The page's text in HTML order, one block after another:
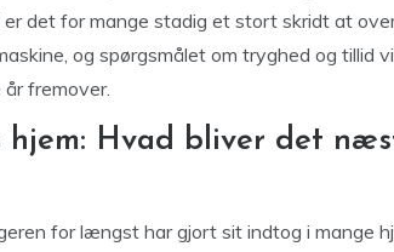
er det for mange stadig et stort skridt at
og spørgsmålet om tryghed og tillid
år fremover.
hjem: Hvad bliver det
for længst har gjort sit indtog i mange